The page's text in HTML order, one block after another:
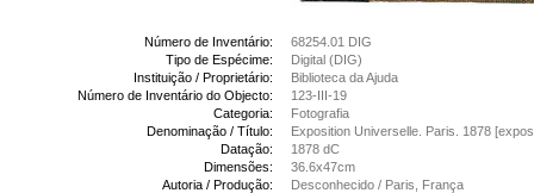
Número de Inventário:
68254.01 DIG
Tipo de Espécime:
Digital (DIG)
Instituição / Proprietário:
Biblioteca da Ajuda
Número de Inventário do Objecto:
123-III-19
Categoria:
Fotografia
Denominação / Título:
Exposition Universelle. Paris. 1878
Datação:
1878 dC
Dimensões:
36.6x47cm
Autoria / Produção:
Desconhecido / Paris, França